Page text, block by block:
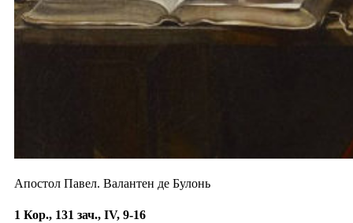
Апостол Павел. Валантен де Булонь
1 Кор., 131 зач., IV, 9-16